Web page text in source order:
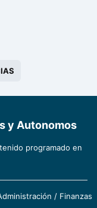
y Autonomos
programado en
/ Finanzas